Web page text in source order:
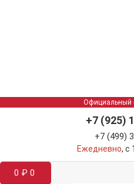
Официальный
+7 (925)
+7 (499)
Ежедневно, с
0 ₽ 0